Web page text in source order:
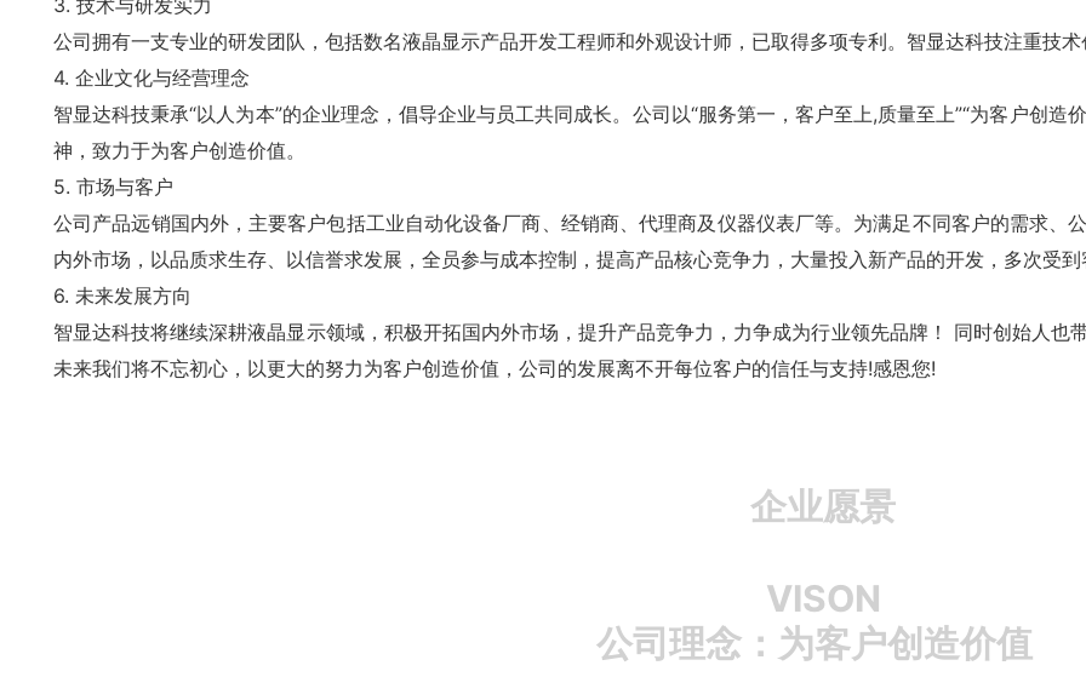
3. 技术与研发实力
公司拥有一支专业的研发团队，包括数名液晶显示产品开发工程师和外观设计师，已取得多项专利。智显达科技注重技
4. 企业文化与经营理念
智显达科技秉承“以人为本”的企业理念，倡导企业与员工共同成长。公司以“服务第一，客户至上,质量至上”“为客户创造
神，致力于为客户创造价值。
5. 市场与客户
公司产品远销国内外，主要客户包括工业自动化设备厂商、经销商、代理商及仪器仪表厂等。为满足不同客户的需求、
内外市场，以品质求生存、以信誉求发展，全员参与成本控制，提高产品核心竞争力，大量投入新产品的开发，多次受
6. 未来发展方向
智显达科技将继续深耕液晶显示领域，积极开拓国内外市场，提升产品竞争力，力争成为行业领先品牌！ 同时创始人也
未来我们将不忘初心，以更大的努力为客户创造价值，公司的发展离不开每位客户的信任与支持!感恩您!
企业愿景
VISON
公司理念：为客户创造价值